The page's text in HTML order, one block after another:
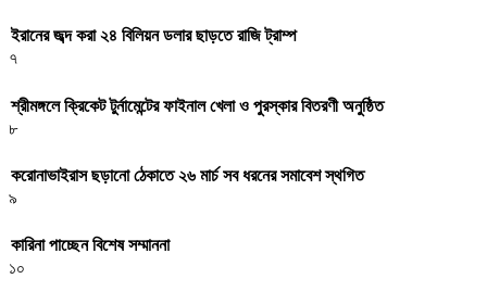
ইরানের জব্দ করা ২৪ বিলিয়ন ডলার ছাড়তে রাজি ট্রাম্প
৭
শ্রীমঙ্গলে ক্রিকেট টুর্নামেন্টের ফাইনাল খেলা ও পুরস্কার বিতরণী অনুষ্ঠিত
৮
করোনাভাইরাস ছড়ানো ঠেকাতে ২৬ মার্চ সব ধরনের সমাবেশ স্থগিত
৯
কারিনা পাচ্ছেন বিশেষ সম্মাননা
১০